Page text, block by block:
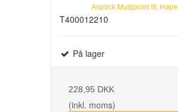
Aspöck Multipoint III, Højre
T400012210
På lager
228,95 DKK
(inkl. moms)